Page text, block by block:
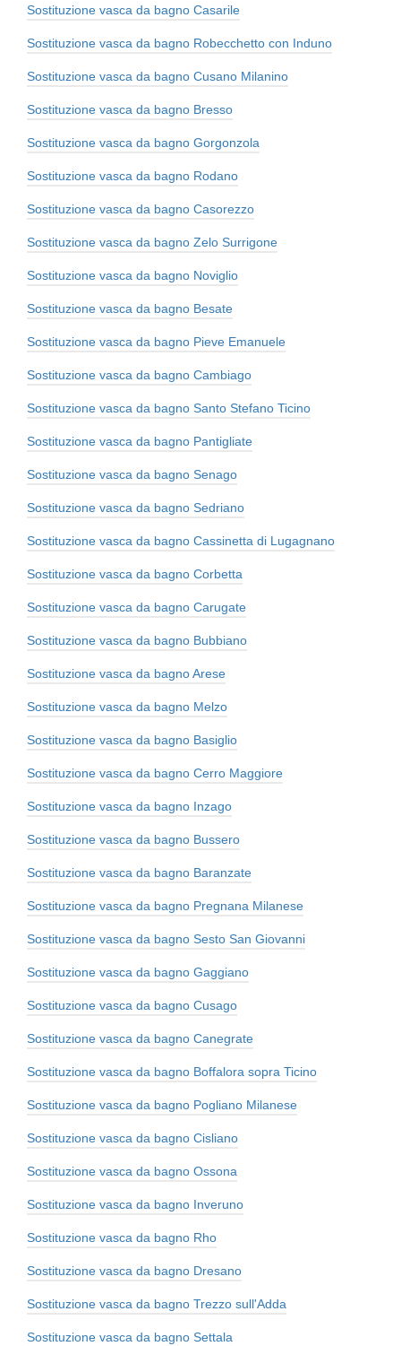
Sostituzione vasca da bagno Casarile
Sostituzione vasca da bagno Robecchetto con Induno
Sostituzione vasca da bagno Cusano Milanino
Sostituzione vasca da bagno Bresso
Sostituzione vasca da bagno Gorgonzola
Sostituzione vasca da bagno Rodano
Sostituzione vasca da bagno Casorezzo
Sostituzione vasca da bagno Zelo Surrigone
Sostituzione vasca da bagno Noviglio
Sostituzione vasca da bagno Besate
Sostituzione vasca da bagno Pieve Emanuele
Sostituzione vasca da bagno Cambiago
Sostituzione vasca da bagno Santo Stefano Ticino
Sostituzione vasca da bagno Pantigliate
Sostituzione vasca da bagno Senago
Sostituzione vasca da bagno Sedriano
Sostituzione vasca da bagno Cassinetta di Lugagnano
Sostituzione vasca da bagno Corbetta
Sostituzione vasca da bagno Carugate
Sostituzione vasca da bagno Bubbiano
Sostituzione vasca da bagno Arese
Sostituzione vasca da bagno Melzo
Sostituzione vasca da bagno Basiglio
Sostituzione vasca da bagno Cerro Maggiore
Sostituzione vasca da bagno Inzago
Sostituzione vasca da bagno Bussero
Sostituzione vasca da bagno Baranzate
Sostituzione vasca da bagno Pregnana Milanese
Sostituzione vasca da bagno Sesto San Giovanni
Sostituzione vasca da bagno Gaggiano
Sostituzione vasca da bagno Cusago
Sostituzione vasca da bagno Canegrate
Sostituzione vasca da bagno Boffalora sopra Ticino
Sostituzione vasca da bagno Pogliano Milanese
Sostituzione vasca da bagno Cisliano
Sostituzione vasca da bagno Ossona
Sostituzione vasca da bagno Inveruno
Sostituzione vasca da bagno Rho
Sostituzione vasca da bagno Dresano
Sostituzione vasca da bagno Trezzo sull'Adda
Sostituzione vasca da bagno Settala